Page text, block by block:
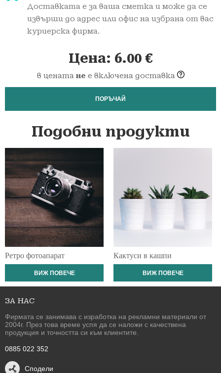
Доставката е за ваша сметка и може да се
извърши до адрес или офис на избрана от вас
куриерска фирма.
Цена: 6.00 €
в цената не е включена доставка
ПОРЪЧАЙ
Подобни продукти
Ретро фотоапарат
ВИЖ ПОВЕЧЕ
Кактуси в кашпи
ВИЖ ПОВЕЧЕ
ЗА НАС
Фирмата се занимава с изработка на рекламни материали от
2004г. През това време успя да се наложи с качествена
продукция и точността си към клиентите.
0885 022 352
Сподели